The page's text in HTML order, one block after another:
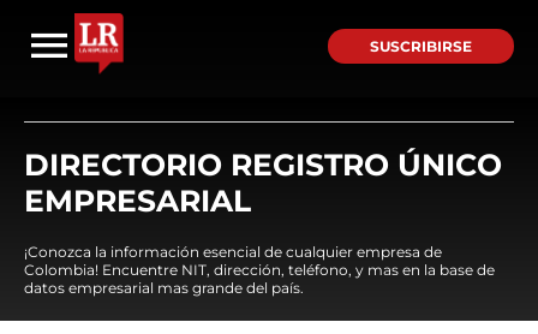
SUSCRIBIRSE
DIRECTORIO REGISTRO ÚNICO
EMPRESARIAL
¡Conozca la información esencial de cualquier empresa de
Colombia! Encuentre NIT, dirección, teléfono, y mas en la base de
datos empresarial mas grande del país.